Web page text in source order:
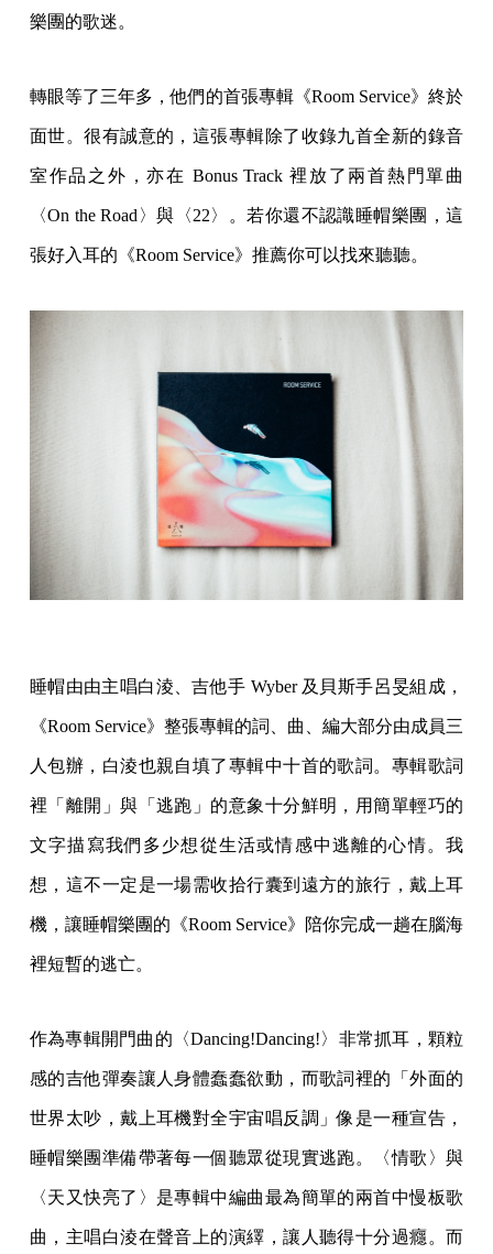
樂團的歌迷。
轉眼等了三年多，他們的首張專輯《Room Service》終於
面世。很有誠意的，這張專輯除了收錄九首全新的錄音
室作品之外，亦在 Bonus Track 裡放了兩首熱門單曲
〈On the Road〉與〈22〉。若你還不認識睡帽樂團，這
張好入耳的《Room Service》推薦你可以找來聽聽。
睡帽由由主唱白淩、吉他手 Wyber 及貝斯手呂旻組成，
《Room Service》整張專輯的詞、曲、編大部分由成員三
人包辦，白淩也親自填了專輯中十首的歌詞。專輯歌詞
裡「離開」與「逃跑」的意象十分鮮明，用簡單輕巧的
文字描寫我們多少想從生活或情感中逃離的心情。我
想，這不一定是一場需收拾行囊到遠方的旅行，戴上耳
機，讓睡帽樂團的《Room Service》陪你完成一趟在腦海
裡短暫的逃亡。
作為專輯開門曲的〈Dancing!Dancing!〉非常抓耳，顆粒
感的吉他彈奏讓人身體蠢蠢欲動，而歌詞裡的「外面的
世界太吵，戴上耳機對全宇宙唱反調」像是一種宣告，
睡帽樂團準備帶著每一個聽眾從現實逃跑。〈情歌〉與
〈天又快亮了〉是專輯中編曲最為簡單的兩首中慢板歌
曲，主唱白淩在聲音上的演繹，讓人聽得十分過癮。而